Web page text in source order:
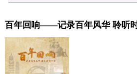
百年回响——记录百年风华 聆听